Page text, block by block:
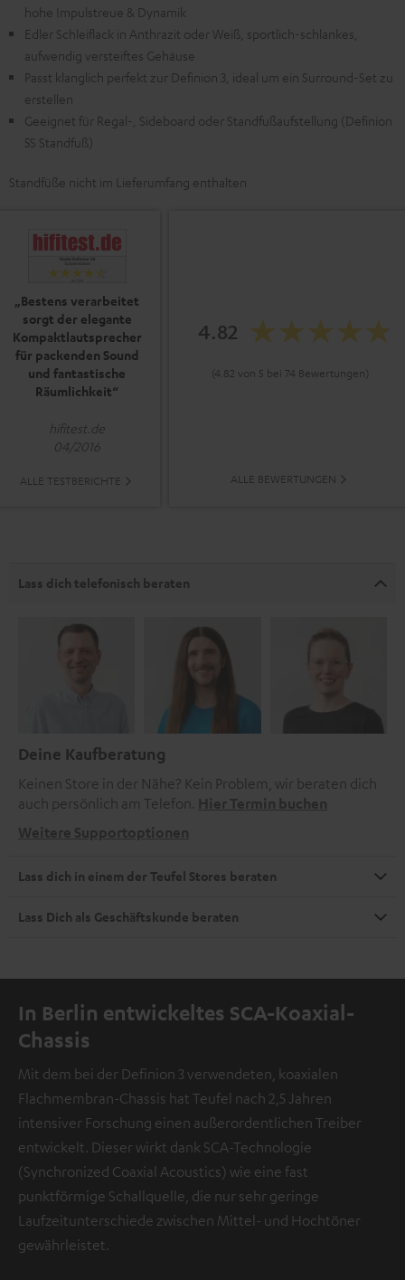
hohe Impulstreue & Dynamik
Edler Schleiflack in Anthrazit oder Weiß, sportlich-schlankes,
aufwendig versteiftes Gehäuse
Passt klanglich perfekt zur Definion 3, ideal um ein Surround-Set zu
erstellen
Geeignet für Regal-, Sideboard oder Standfußaufstellung (Definion
5S Standfuß)
Standfüße nicht im Lieferumfang enthalten
„Bestens verarbeitet
sorgt der elegante
Kompaktlautsprecher
für packenden Sound
und fantastische
Räumlichkeit“
hifitest.de
04/2016
ALLE TESTBERICHTE
4.82
(4.82 von 5 bei 74 Bewertungen)
ALLE BEWERTUNGEN
Lass dich telefonisch beraten
Deine Kaufberatung
Keinen Store in der Nähe? Kein Problem, wir beraten dich
auch persönlich am Telefon. Hier Termin buchen
Weitere Supportoptionen
Lass dich in einem der Teufel Stores beraten
Lass Dich als Geschäftskunde beraten
In Berlin entwickeltes SCA-Koaxial-
Chassis
Mit dem bei der Definion 3 verwendeten, koaxialen
Flachmembran-Chassis hat Teufel nach 2,5 Jahren
intensiver Forschung einen außerordentlichen Treiber
entwickelt. Dieser wirkt dank SCA-Technologie
(Synchronized Coaxial Acoustics) wie eine fast
punktförmige Schallquelle, die nur sehr geringe
Laufzeitunterschiede zwischen Mittel- und Hochtöner
gewährleistet.